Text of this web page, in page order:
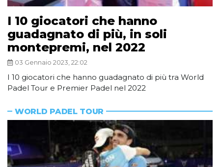
I 10 giocatori che hanno
guadagnato di più, in soli
montepremi, nel 2022
03 Gennaio 2023, 22:02
I 10 giocatori che hanno guadagnato di più tra World
Padel Tour e Premier Padel nel 2022
WORLD PADEL TOUR